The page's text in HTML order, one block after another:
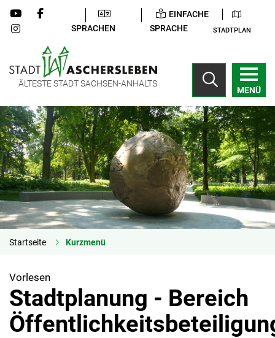
SPRACHEN
EINFACHE
SPRACHE
STADTPLAN
ÄLTESTE STADT SACHSEN-ANHALTS
MENÜ
Startseite Kurzmenü
Vorlesen
Stadtplanung - Bereich